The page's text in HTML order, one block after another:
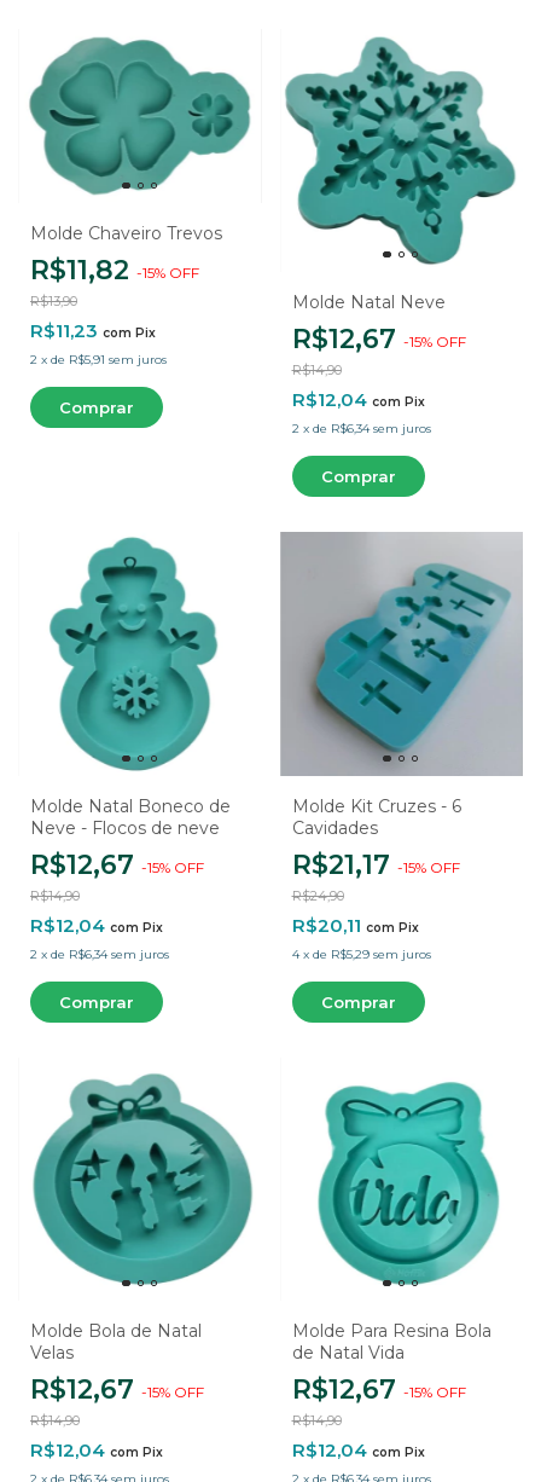
Molde Chaveiro Trevos
R$11,82 -15% OFF
R$13,90
R$11,23 com Pix
2 x de R$5,91 sem juros
Molde Natal Neve
R$12,67 -15% OFF
R$14,90
R$12,04 com Pix
2 x de R$6,34 sem juros
Molde Natal Boneco de
Neve - Flocos de neve
R$12,67 -15% OFF
R$14,90
R$12,04 com Pix
2 x de R$6,34 sem juros
Molde Kit Cruzes - 6
Cavidades
R$21,17 -15% OFF
R$24,90
R$20,11 com Pix
4 x de R$5,29 sem juros
Molde Bola de Natal
Velas
R$12,67 -15% OFF
R$14,90
R$12,04 com Pix
Molde Para Resina Bola
de Natal Vida
R$12,67 -15% OFF
R$14,90
R$12,04 com Pix